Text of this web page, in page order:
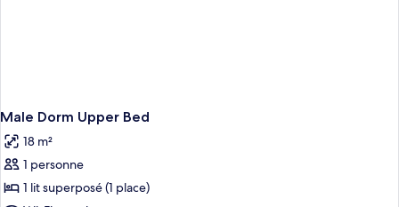
Male Dorm Upper Bed
18 m²
1 personne
1 lit superposé (1 place)